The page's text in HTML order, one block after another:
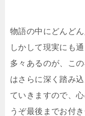
物語の中にどんど
しかして現実にも
多々あるのが、こ
はさらに深く踏み
ていきますので、
うぞ最後までお付